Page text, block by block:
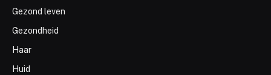
Gezond leven
Gezondheid
Haar
Huid